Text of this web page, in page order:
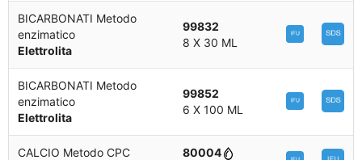
BICARBONATI Metodo
enzimatico
Elettrolita
99832
8 X 30 ML
BICARBONATI Metodo
enzimatico
Elettrolita
99852
6 X 100 ML
CALCIO Metodo CPC
80004